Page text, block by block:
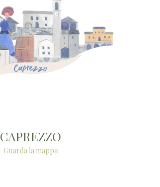
CAPREZZO
Guarda la mappa